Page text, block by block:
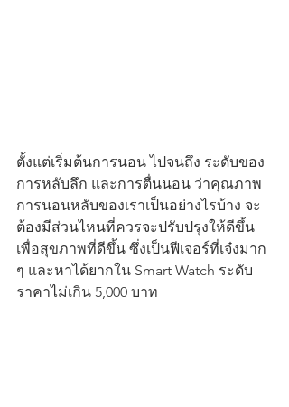
ตั้งแต่เริ่มต้นการนอน ไปจนถึง ระดับของ
การหลับลึก และการตื่นนอน ว่าคุณภาพ
การนอนหลับของเราเป็นอย่างไรบ้าง จะ
ต้องมีส่วนไหนที่ควรจะปรับปรุงให้ดีขึ้น
เพื่อสุขภาพที่ดีขึ้น ซึ่งเป็นฟีเจอร์ที่เจ๋งมาก
ๆ และหาได้ยากใน Smart Watch ระดับ
ราคาไม่เกิน 5,000 บาท